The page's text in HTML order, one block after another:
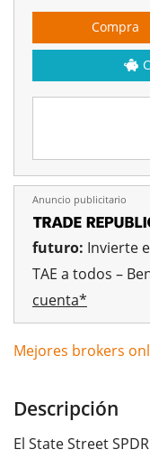
Compra
Anuncio publicitario
futuro: Invierte
TAE a todos –
cuenta*
Mejores brokers
Descripción
El State Street